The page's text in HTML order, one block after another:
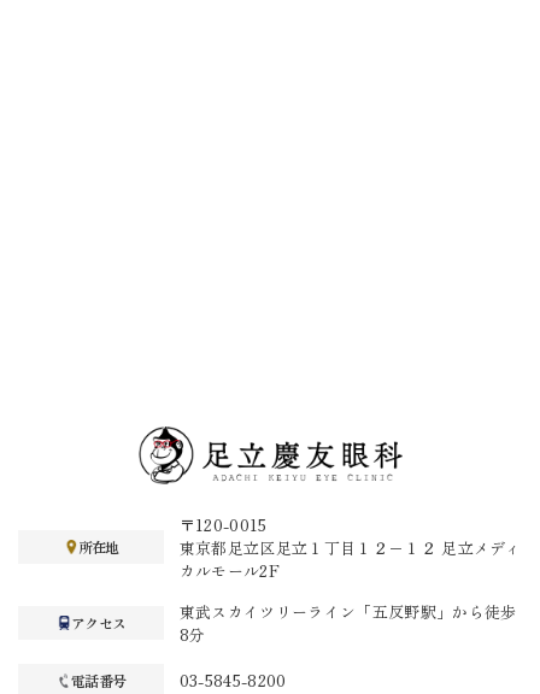
所在地
〒120-0015
東京都足立区足立１丁目１２−１２ 足立メディ
カルモール2F
アクセス
東武スカイツリーライン「五反野駅」から徒歩
8分
電話番号 03-5845-8200